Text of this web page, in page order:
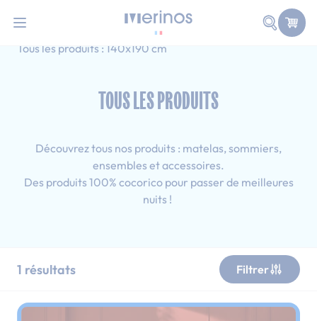
Faire
Accueil
Ado
Tous les produits : 140x190 cm
TOUS LES PRODUITS
Découvrez tous nos produits : matelas, sommiers,
ensembles et accessoires.
Des produits 100% cocorico pour passer de meilleures
nuits !
1 résultats Filtrer